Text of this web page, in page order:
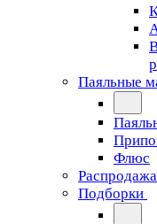
Паяльные
Флюс
Распродажа
Подборки